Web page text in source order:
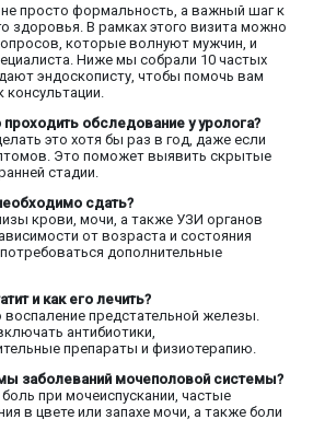
не просто формальность, а важный шаг к
здоровья. В рамках этого визита можно
которые волнуют мужчин, и
Ниже мы собрали 10 частых
эндоскописту, чтобы помочь вам
проходить обследование у уролога?
это хотя бы раз в год, даже если
Это поможет выявить скрытые
стадии.
сдать?
крови, мочи, а также УЗИ органов
от возраста и состояния
дополнительные
и как его лечить?
предстательной железы.
антибиотики,
препараты и физиотерапию.
заболеваний мочеполовой системы?
при мочеиспускании, частые
в цвете или запахе мочи, а также боли